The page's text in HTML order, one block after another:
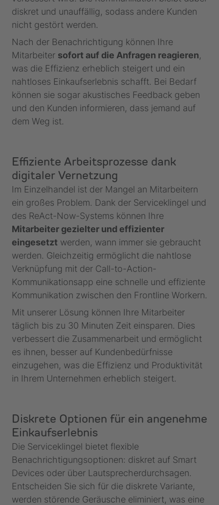
diskret und unauffällig, sodass andere Kunden
nicht gestört werden.
Nach der Benachrichtigung können Ihre
Mitarbeiter sofort auf die Anfragen reagieren,
was die Effizienz erheblich steigert und ein
nahtloses Einkaufserlebnis schafft. Bei Bedarf
können sie sogar akustisches Feedback geben
und den Kunden informieren, dass jemand auf
dem Weg ist.
Effiziente Arbeitsprozesse dank
digitaler Vernetzung
Im Einzelhandel ist der Mangel an Mitarbeitern
ein großes Problem. Dank der Serviceklingel und
des ReAct-Now-Systems können Ihre
Mitarbeiter gezielter und effizienter
eingesetzt werden, wann immer sie gebraucht
werden. Gleichzeitig ermöglicht die nahtlose
Verknüpfung mit der Call-to-Action-
Kommunikationsapp eine schnelle und effiziente
Kommunikation zwischen den Frontline Workern.
Mit unserer Lösung können Ihre Mitarbeiter
täglich bis zu 30 Minuten Zeit einsparen. Dies
verbessert die Zusammenarbeit und ermöglicht
es ihnen, besser auf Kundenbedürfnisse
einzugehen, was die Effizienz und Produktivität
in Ihrem Unternehmen erheblich steigert.
Diskrete Optionen für ein angenehme
Einkaufserlebnis
Die Serviceklingel bietet flexible
Benachrichtigungsoptionen: diskret auf Smart
Devices oder über Lautsprecherdurchsagen.
Entscheiden Sie sich für die diskrete Variante,
werden störende Geräusche eliminiert, was eine